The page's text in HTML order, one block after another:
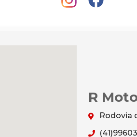
R
Rodovia